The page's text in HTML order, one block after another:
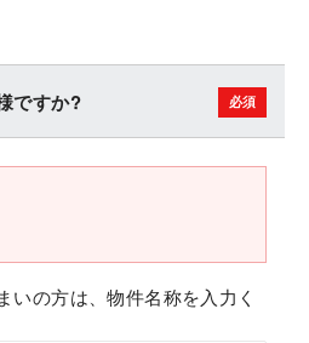
ですか?
いの方は、物件名称を入力く